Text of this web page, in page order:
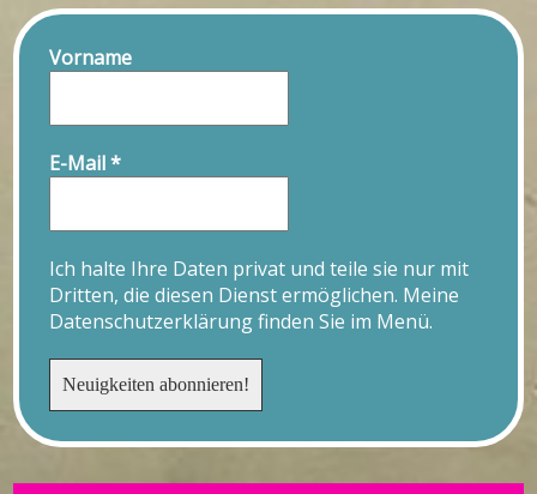
Vorname
E-Mail*
Ich halte Ihre Daten privat und teile sie nur mit
Dritten, die diesen Dienst ermöglichen. Meine
Datenschutzerklärung finden Sie im Menü.